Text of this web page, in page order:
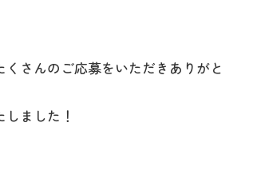
さんのご応募をいただきありがと
ました！